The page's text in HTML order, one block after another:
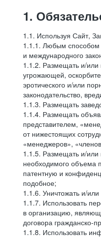
1.
1.1. Используя Сайт,
1.1.1. Любым способом
и международного
1.1.2. Размещать и/или
угрожающей,
эротического и/или
законодательство,
1.1.3. Размещать
1.1.4. Размещать
представителем,
от нижестоящих
«менеджеров»,
1.1.5. Размещать и/или
необходимого объема
патентную и
подобное;
1.1.6. Уничтожать и/
1.1.7. Использовать
в организацию,
договора гражданско-
1.1.8. Использовать